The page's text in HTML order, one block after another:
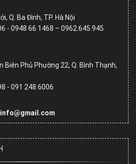
Q. Ba Đình, TP. Hà Nội
- 0948 66 1468 – 0962.645.945
Biên Phủ Phường 22, Q. Bình Thạnh,
- 091 248 6006